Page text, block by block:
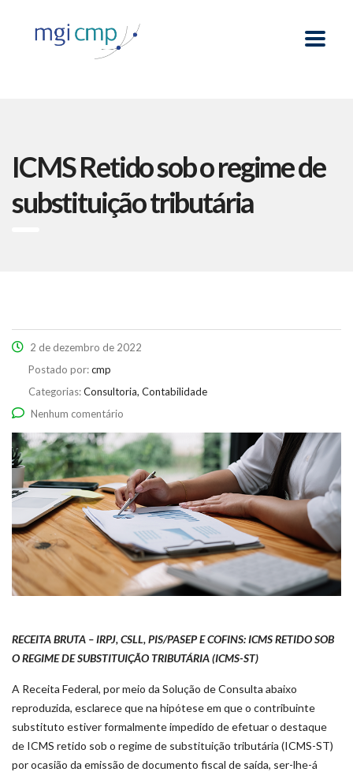
ICMS Retido sob o regime de
substituição tributária
2 de dezembro de 2022
Postado por:cmp
Categorias:Consultoria, Contabilidade
Nenhum comentário
RECEITA BRUTA – IRPJ, CSLL, PIS/PASEP E COFINS: ICMS RETIDO SOB
O REGIME DE SUBSTITUIÇÃO TRIBUTÁRIA (ICMS-ST)
A Receita Federal, por meio da Solução de Consulta abaixo
reproduzida, esclarece que na hipótese em que o contribuinte
substituto estiver formalmente impedido de efetuar o destaque
de ICMS retido sob o regime de substituição tributária (ICMS-ST)
por ocasião da emissão de documento fiscal de saída, ser-lhe-á